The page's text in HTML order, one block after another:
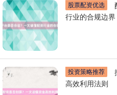
股票配资优选
行业的合规边界
投资策略推荐
高效利用法则